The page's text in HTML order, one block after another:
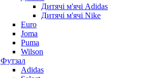
Дитячі м'ячі Adidas
Дитячі м'ячі Nike
Euro
Joma
Puma
Wilson
Футзал
Adidas